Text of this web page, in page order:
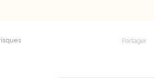
Partager